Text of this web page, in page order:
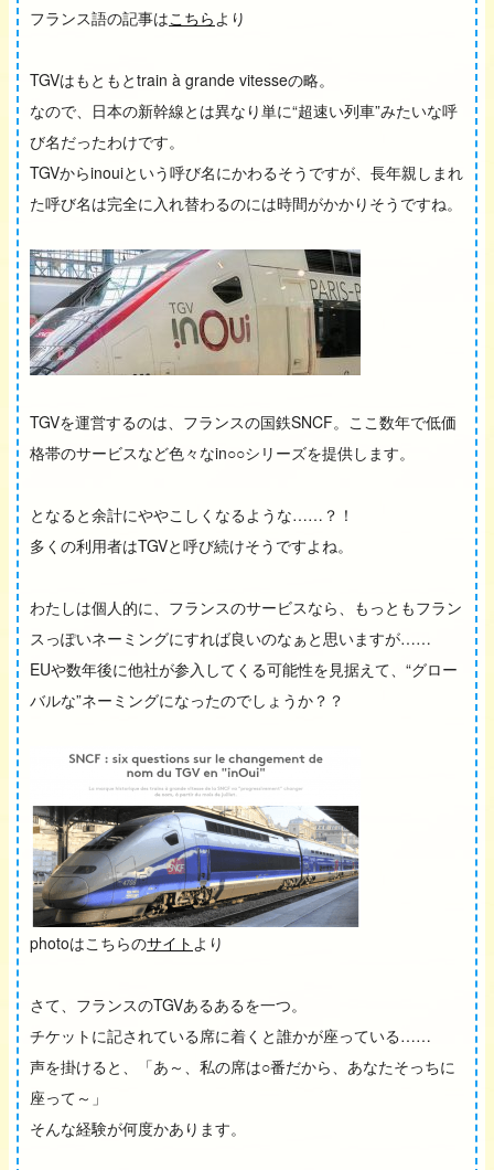
フランス語の記事はこちらより
TGVはもともとtrain à grande vitesseの略。
なので、日本の新幹線とは異なり単に“超速い列車”みたいな呼
び名だったわけです。
TGVからinouiという呼び名にかわるそうですが、長年親しまれ
た呼び名は完全に入れ替わるのには時間がかかりそうですね。
TGVを運営するのは、フランスの国鉄SNCF。ここ数年で低価
格帯のサービスなど色々なin○○シリーズを提供します。
となると余計にややこしくなるような……？！
多くの利用者はTGVと呼び続けそうですよね。
わたしは個人的に、フランスのサービスなら、もっともフラン
スっぽいネーミングにすれば良いのなぁと思いますが……
EUや数年後に他社が参入してくる可能性を見据えて、“グロー
バルな”ネーミングになったのでしょうか？？
photoはこちらのサイト より
さて、フランスのTGVあるあるを一つ。
チケットに記されている席に着くと誰かが座っている……
声を掛けると、「あ～、私の席は○番だから、あなたそっちに
座って～」
そんな経験が何度かあります。